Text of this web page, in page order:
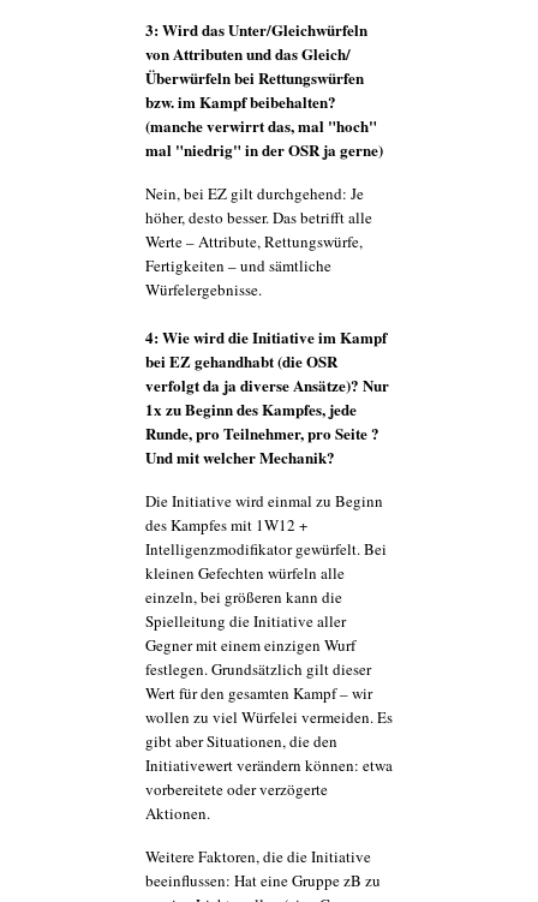
3: Wird das Unter/Gleichwürfeln
von Attributen und das Gleich/
Überwürfeln bei Rettungswürfen
bzw. im Kampf beibehalten?
(manche verwirrt das, mal "hoch"
mal "niedrig" in der OSR ja gerne)
Nein, bei EZ gilt durchgehend: Je
höher, desto besser. Das betrifft alle
Werte – Attribute, Rettungswürfe,
Fertigkeiten – und sämtliche
Würfelergebnisse.
4: Wie wird die Initiative im Kampf
bei EZ gehandhabt (die OSR
verfolgt da ja diverse Ansätze)? Nur
1x zu Beginn des Kampfes, jede
Runde, pro Teilnehmer, pro Seite ?
Und mit welcher Mechanik?
Die Initiative wird einmal zu Beginn
des Kampfes mit 1W12 +
Intelligenzmodifikator gewürfelt. Bei
kleinen Gefechten würfeln alle
einzeln, bei größeren kann die
Spielleitung die Initiative aller
Gegner mit einem einzigen Wurf
festlegen. Grundsätzlich gilt dieser
Wert für den gesamten Kampf – wir
wollen zu viel Würfelei vermeiden. Es
gibt aber Situationen, die den
Initiativewert verändern können: etwa
vorbereitete oder verzögerte
Aktionen.
Weitere Faktoren, die die Initiative
beeinflussen: Hat eine Gruppe zB zu